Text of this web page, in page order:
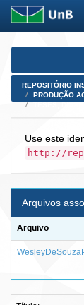
Skip
REPOSITÓRIO
PRODUÇÃO
Use este
http://
Arquivos
Arquivo